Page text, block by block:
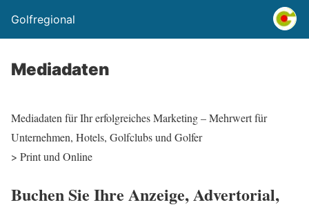
Golfregional
Mediadaten
Mediadaten für Ihr erfolgreiches Marketing – Mehrwert für
Unternehmen, Hotels, Golfclubs und Golfer
> Print und Online
Buchen Sie Ihre Anzeige, Advertorial,